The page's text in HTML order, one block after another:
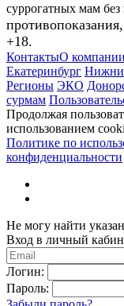
суррогатных мам без
+18.
КонтактыО компании
Екатеринбург
Регионы ЭКО
сурмам
Продолжая
использованием
Политике по
конфиденциальности
Не могу найти
Вход в личный
Логин:
Пароль: